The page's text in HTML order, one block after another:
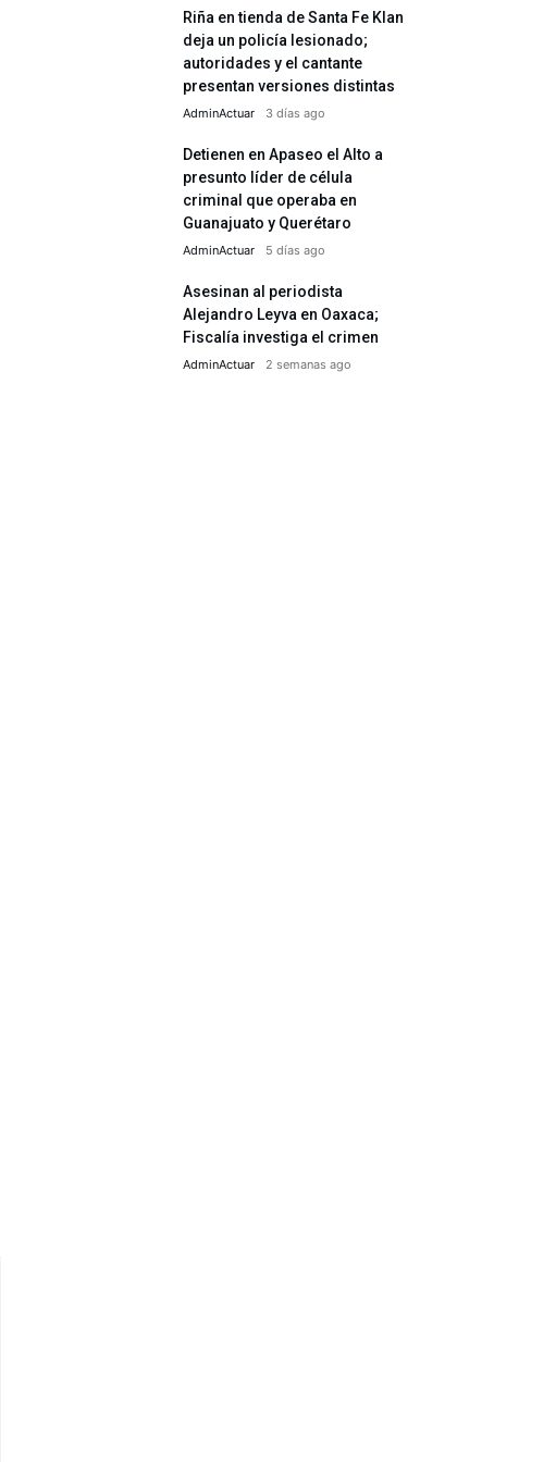
Riña en tienda de Santa Fe Klan
deja un policía lesionado;
autoridades y el cantante
presentan versiones distintas
AdminActuar 3 días ago
Detienen en Apaseo el Alto a
presunto líder de célula
criminal que operaba en
Guanajuato y Querétaro
AdminActuar 5 días ago
Asesinan al periodista
Alejandro Leyva en Oaxaca;
Fiscalía investiga el crimen
AdminActuar 2 semanas ago